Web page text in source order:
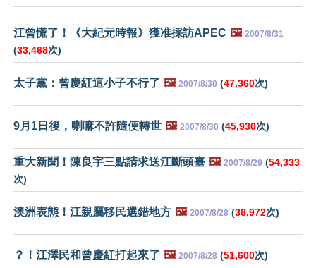
江曾慌了！《大紀元時報》獲准採訪APEC 🖼️ 2007/8/31
(33,468次)
太子黨：曾慶紅這小子不行了 🖼️ 2007/8/30 (47,360次)
9月1日後，喇嘛不許隨便轉世 🖼️ 2007/8/30 (45,930次)
重大新聞！陳良宇三點請求送江斷頭臺 🖼️ 2007/8/29 (54,333
次)
澳洲表態！江親屬移民選錯地方 🖼️ 2007/8/28 (38,972次)
？！江澤民和曾慶紅打起來了 🖼️ 2007/8/28 (51,600次)